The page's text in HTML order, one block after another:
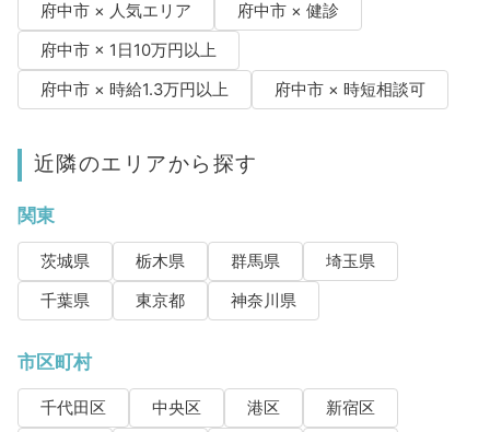
府中市 × 人気エリア
府中市 × 健診
府中市 × 1日10万円以上
府中市 × 時給1.3万円以上
府中市 × 時短相談可
近隣のエリアから探す
関東
茨城県 栃木県 群馬県
埼玉県
千葉県
東京都 神奈川県
市区町村
千代田区 中央区 港区
新宿区